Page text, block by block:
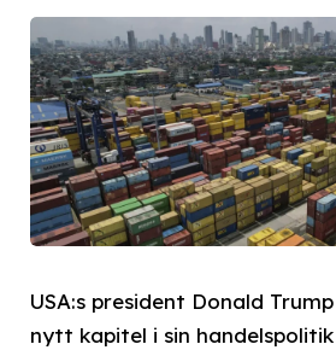
USA:s president Donald
nytt kapitel i sin